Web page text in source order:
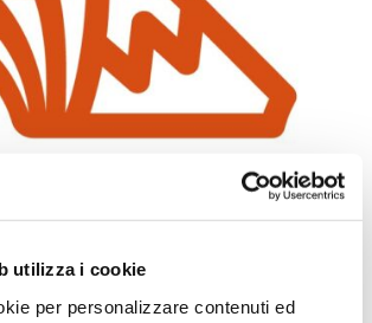
utilizza i cookie
per personalizzare contenuti ed